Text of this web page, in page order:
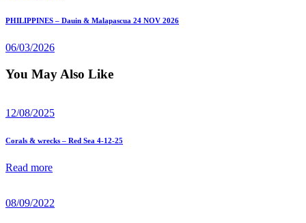
PHILIPPINES – Dauin & Malapascua 24 NOV 2026
06/03/2026
You May Also Like
12/08/2025
Corals & wrecks – Red Sea 4-12-25
Read more
08/09/2022